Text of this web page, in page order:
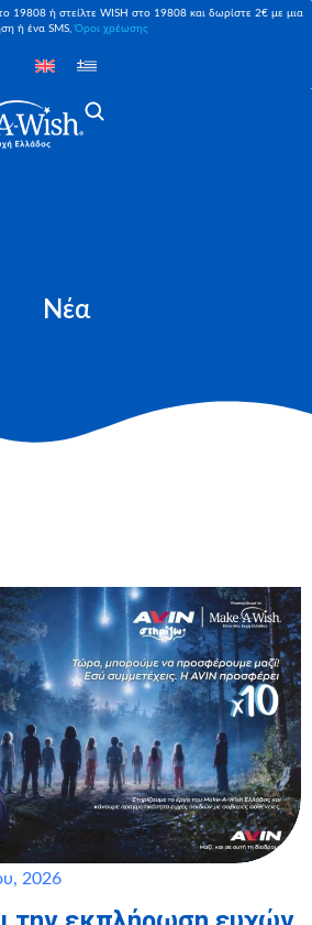
19808 ή στείλτε WISH στο 19808 και δωρίστε 2€ με μια
ή ένα SMS,Όροι χρέωσης
Νέα
2026